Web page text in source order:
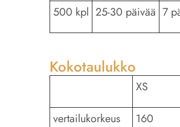
500 kpl 25-30 päivää 7
Kokotaulukko
XS
vertailukorkeus 160